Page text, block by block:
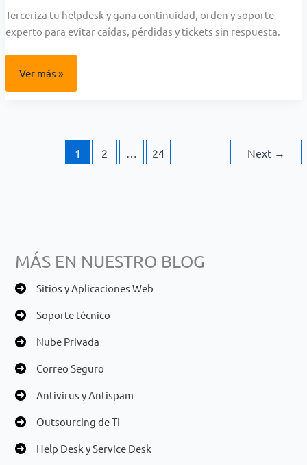
Terceriza tu helpdesk y gana continuidad, orden y soporte
experto para evitar caídas, pérdidas y tickets sin respuesta.
Outsourcing
de
TI
Tercerización
Ver más »
1 2 … 24 Next →
MÁS EN NUESTRO BLOG
Sitios y Aplicaciones Web
Soporte técnico
Nube Privada
Correo Seguro
Antivirus y Antispam
Outsourcing de TI
Help Desk y Service Desk